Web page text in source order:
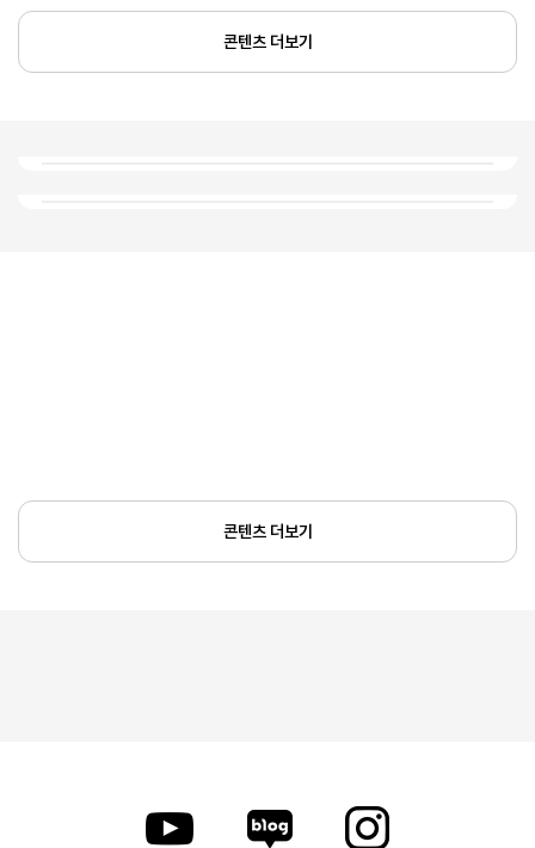
콘텐츠 더보기
콘텐츠 더보기